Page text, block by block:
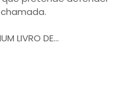
LIVRO DE…